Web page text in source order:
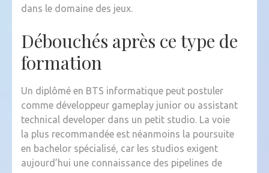
dans le domaine des jeux.
Débouchés après ce type de
formation
Un diplômé en BTS informatique peut postuler
comme développeur gameplay junior ou assistant
technical developer dans un petit studio. La voie
la plus recommandée est néanmoins la poursuite
en bachelor spécialisé, car les studios exigent
aujourd’hui une connaissance des pipelines de